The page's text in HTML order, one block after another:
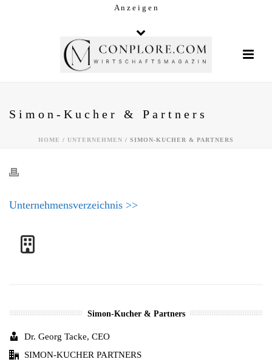
A n z e i g e n
Simon-Kucher & Partners
HOME / UNTERNEHMEN / SIMON-KUCHER & PARTNERS
Unternehmensverzeichnis >>
Simon-Kucher & Partners
Dr. Georg Tacke, CEO
SIMON-KUCHER PARTNERS